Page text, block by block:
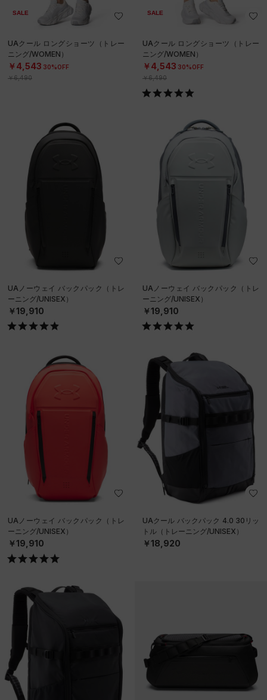
SALE
UAクール ロングショーツ（トレー
ニング/WOMEN）
￥4,543 30%OFF
￥6,490
SALE
UAクール ロングショーツ（トレー
ニング/WOMEN）
￥4,543 30%OFF
￥6,490
UAノーウェイ バックパック（トレ
ーニング/UNISEX）
￥19,910
UAノーウェイ バックパック（トレ
ーニング/UNISEX）
￥19,910
UAノーウェイ バックパック（トレ
ーニング/UNISEX）
￥19,910
UAクール バックパック 4.0 30リッ
トル（トレーニング/UNISEX）
￥18,920